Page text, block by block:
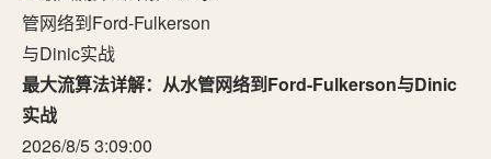
最大流算法详解：从水管网络到Ford-Fulkerson与Dinic
实战
2026/8/5 3:09:00